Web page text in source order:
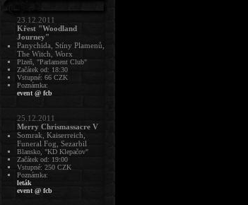
23.12.2011
Křest "Woodland
Journey"
Panychida, Stíny Plamenů,
The Witch, Worx
Plzeň, "Parlament Club"
Začátek od: 18:30
Vstupné: 66 CZK
Poznámka:
event @ fcb
25.12.2011
Merry Chrismassacre V
Somrak, Kaiserreich,
Funeral Fog, Sezarbil
Blansko, "KD Klepačov"
Začátek od: 19:00
Vstupné: 250 CZK
Poznámka:
leták
event @ fcb